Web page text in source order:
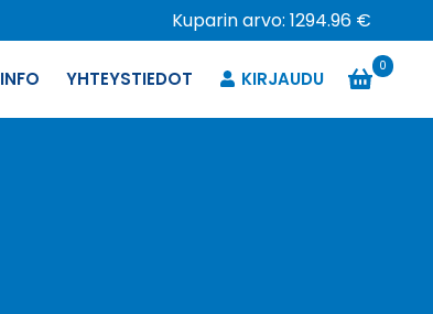
Kuparin arvo: 1294.96 €
INFO YHTEYSTIEDOT KIRJAUDU
0